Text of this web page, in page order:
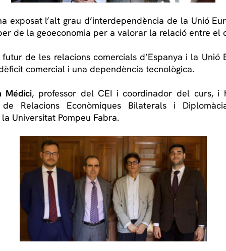
exposat l’alt grau d’interdependència de la Unió
de la geoeconomia per a valorar la relació entre el
de les relacions comercials d’Espanya i la Unió
comercial i una dependència tecnològica.
Médici, professor del CEI i coordinador del curs, i
Relacions Econòmiques Bilaterals i
Universitat Pompeu Fabra.